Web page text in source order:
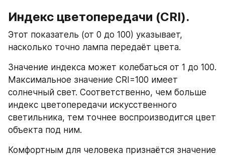
Индекс цветопередачи (CRI).
Этот показатель (от 0 до 100) указывает,
насколько точно лампа передаёт цвета.
Значение индекса может колебаться от 1 до 100.
Максимальное значение CRI=100 имеет
солнечный свет. Соответственно, чем больше
индекс цветопередачи искусственного
светильника, тем точнее воспроизводится цвет
объекта под ним.
Комфортным для человека признаётся значение